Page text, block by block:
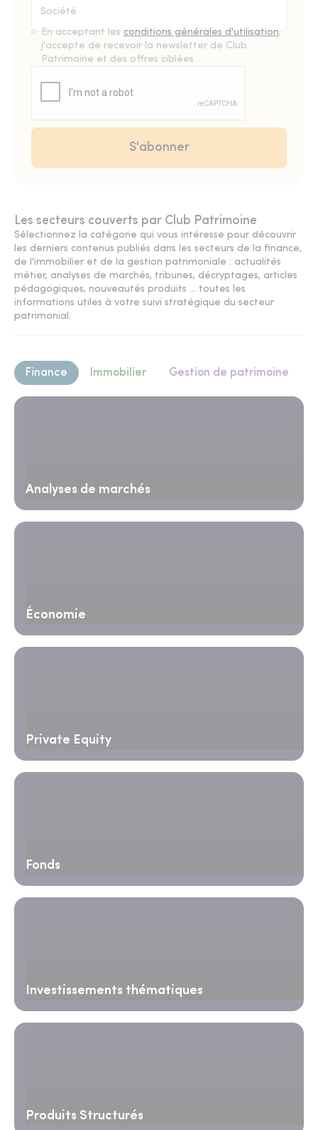
En acceptant les conditions générales d'utilisation,
j'accepte de recevoir la newsletter de Club
Patrimoine et des offres ciblées.
Les secteurs couverts par Club Patrimoine
Sélectionnez la catégorie qui vous intéresse pour découvrir
les derniers contenus publiés dans les secteurs de la finance,
de l'immobilier et de la gestion patrimoniale : actualités
métier, analyses de marchés, tribunes, décryptages, articles
pédagogiques, nouveautés produits ... toutes les
informations utiles à votre suivi stratégique du secteur
patrimonial.
Finance Immobilier Gestion de patrimoine
Analyses de marchés
Économie
Private Equity
Fonds
Investissements thématiques
Produits Structurés